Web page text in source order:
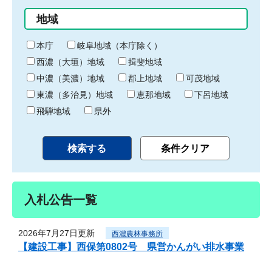
始
り
間
終
わ
り
地域
本庁
岐阜地域（本庁除く）
西濃（大垣）地域
揖斐地域
中濃（美濃）地域
郡上地域
可茂地域
東濃（多治見）地域
恵那地域
下呂地域
飛騨地域
県外
入札公告一覧
2026年7月27日更新 西濃農林事務所
【建設工事】西保第0802号 県営かんがい排水事業